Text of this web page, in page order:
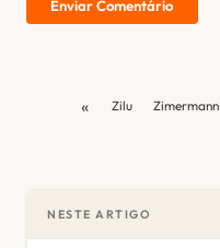
Enviar Comentário
« Zilu Zimermann
NESTE ARTIGO